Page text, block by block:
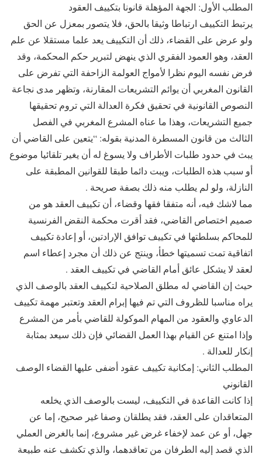
المطلب الأول: الجهة المؤهلة قانونا بتكييف العقود
يرتبط التكييف ارتباطا وثيقا بالحق، فلا يتصور بمعزل عن الحق
ولو عرض على القضاء، ذلك أن التكييف يعد علما مستقلا عن علم
العقد، وهو العمود الفقري الذي ينهض لتبرير حكم المحكمة، وقد
فرض نفسه اليوم نظرا لأمواج العولمة الزاحفة التي تفرض على
القانون المغربي أن يوائم التشريعات المقارنة، وتظهر مدى نجاعة
النصوص القانونية في تحقيق فكرة العدالة التي تروم تحقيقها
جميع التشريعات، وهذا ما عناه المشرع المغربي في الفصل
الثالث من قانون المسطرة المدنية بقوله: “يتعين على القاضي أن
يبث في حدود طلبات الأطراف ولا يسوغ له أن يغير تلقائيا موضوع
أو سبب هذه الطلبات، ويبت دائما طبقا للقوانين المطبقة على
النازلة، ولو لم يطلب منه ذلك بصفة صريحة .
مما لاشك فيه، أنه متفقا فقها وقضاء، أن تكييف العقد هو من
صميم اختصاص القاضي، فقد أقرت محكمة النقض الفرنسية
للمحاكم بسلطتها في تكييف توافق الإرادتين، أو إعادة تكييف
اتفاقية تمت تسميتها خطأ، وينتج عن ذلك أن مجرد إعطاء اسم
لعقد لا يشكل عائق أمام القاضي في تكييف العقد .
حيث إن القاضي له مطلق الصلاحية لتكييف العقد بالوصف الذي
يراه مناسبا للظروف التي تم فيها إبرام العقد وتعتبر مهمة تكييف
الدعاوي والعقود من المهام الموكولة للقاضي بأمر من المشرع
وإذا امتنع عن القيام بهذا العمل القضائي فإن ذلك سيعد بمثابة
إنكار للعدالة .
المطلب الثاني: إمكانية تكييف عقود أضفى عليها القضاء الوصف
القانوني
إذا كانت القاعدة في التكييف، ليست بالوصف الذي يخلعه
المتعاقدان على العقد، فقد يطلقان وصفا غير صحيح، إما عن
جهل، أو عن عمد لإخفاء غرض غير مشروع، إنما بالغرض العملي
الذي قصد إليه الطرفان من تعاقدهما، والذي تكشف عنه طبيعة